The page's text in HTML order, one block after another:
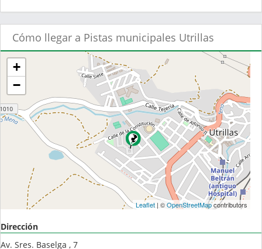
Cómo llegar a Pistas municipales Utrillas
+
−
Leaflet| ©OpenStreetMapcontributors
Dirección
Av. Sres. Baselga , 7